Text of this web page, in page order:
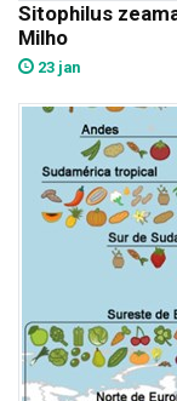
Sitophilus
Milho
23 jan